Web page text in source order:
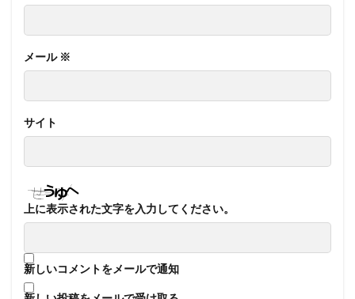
メール ※
サイト
上に表示された文字を入力してください。
新しいコメントをメールで通知